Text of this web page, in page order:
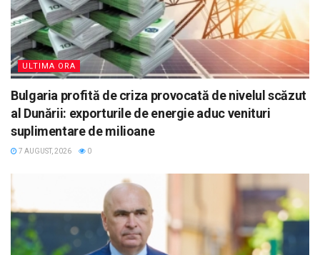
ULTIMA ORA
Bulgaria profită de criza provocată de nivelul scăzut
al Dunării: exporturile de energie aduc venituri
suplimentare de milioane
7 AUGUST, 2026 0